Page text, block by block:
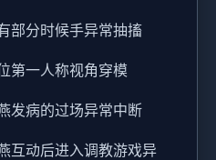
部分时候手异常抽搐
第一人称视角穿模
发病的过场异常中断
互动后进入调教游戏异